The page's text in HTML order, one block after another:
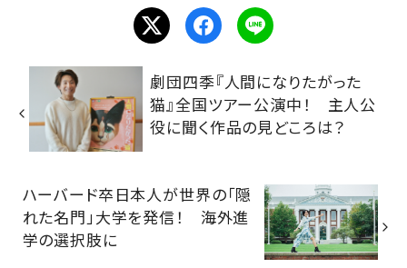
劇団四季『人間になりたがった
猫』全国ツアー公演中！ 主人公
役に聞く作品の見どころは？
ハーバード卒日本人が世界の「隠
れた名門」大学を発信！ 海外進
学の選択肢に